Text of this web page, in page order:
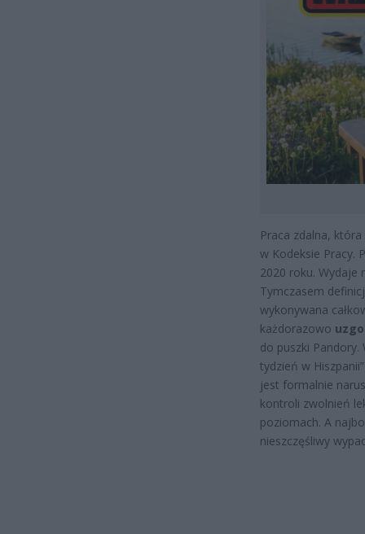
Praca zdalna,
w Kodeksie Pracy.
2020 roku. Wydaje
Tymczasem
wykonywana
każdorazowo
do puszki Pandory.
tydzień w
jest formalnie
kontroli zwolnień
poziomach. A
nieszczęśliwy